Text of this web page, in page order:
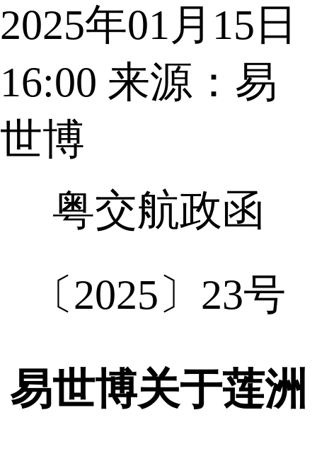
2025年01月15日
16:00 来源：易
世博
粤交航政函
〔2025〕23号
易世博关于莲洲